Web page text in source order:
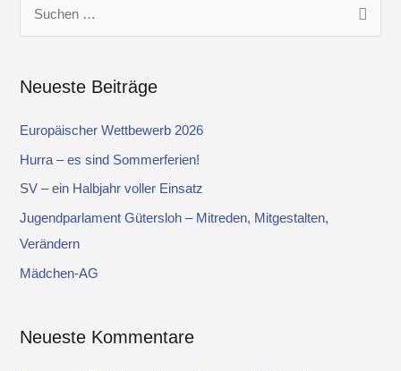
h
e
c
h
:
Neueste Beiträge
Europäischer Wettbewerb 2026
Hurra – es sind Sommerferien!
SV – ein Halbjahr voller Einsatz
Jugendparlament Gütersloh – Mitreden, Mitgestalten,
Verändern
Mädchen-AG
Neueste Kommentare